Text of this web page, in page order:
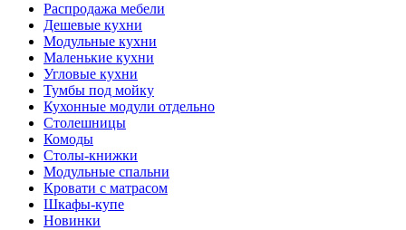
Распродажа мебели
Дешевые кухни
Модульные кухни
Маленькие кухни
Угловые кухни
Тумбы под мойку
Кухонные модули отдельно
Столешницы
Комоды
Столы-книжки
Модульные спальни
Кровати с матрасом
Шкафы-купе
Новинки